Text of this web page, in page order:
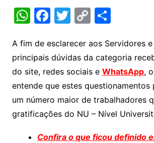
W
at
s
A
p
p
F
c
e
b
o
o
k
T
itt
er
C
p
y
Li
n
k
S
ar
e
A fim de esclarecer aos Servidores
principais dúvidas da categoria
do site, redes sociais e WhatsApp,
entende que estes questionamentos
um número maior de trabalhadores
gratificações do NU – Nível
Confira o que ficou definido